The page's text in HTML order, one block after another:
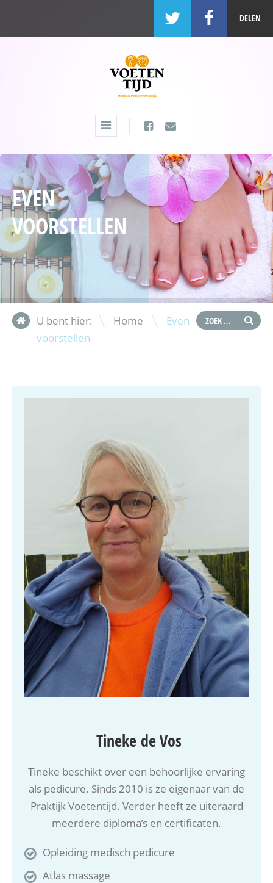
DELEN
EVEN
VOORSTELLEN
/
U bent hier: Home \
Even
voorstellen
Tineke de Vos
Tineke beschikt over een behoorlijke ervaring
als pedicure. Sinds 2010 is ze eigenaar van de
Praktijk Voetentijd. Verder heeft ze uiteraard
meerdere diploma’s en certificaten.
Opleiding medisch pedicure
Atlas massage